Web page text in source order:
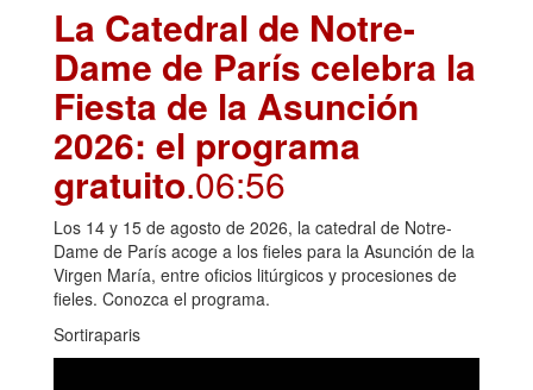
La Catedral de Notre-
Dame de París celebra la
Fiesta de la Asunción
2026: el programa
gratuito.06:56
Los 14 y 15 de agosto de 2026, la catedral de Notre-
Dame de París acoge a los fieles para la Asunción de la
Virgen María, entre oficios litúrgicos y procesiones de
fieles. Conozca el programa.
Sortiraparis